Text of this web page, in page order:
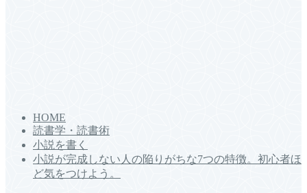
HOME
読書学・読書術
小説を書く
小説が完成しない人の陥りがちな7つの特徴。初心者ほ
ど気をつけよう。